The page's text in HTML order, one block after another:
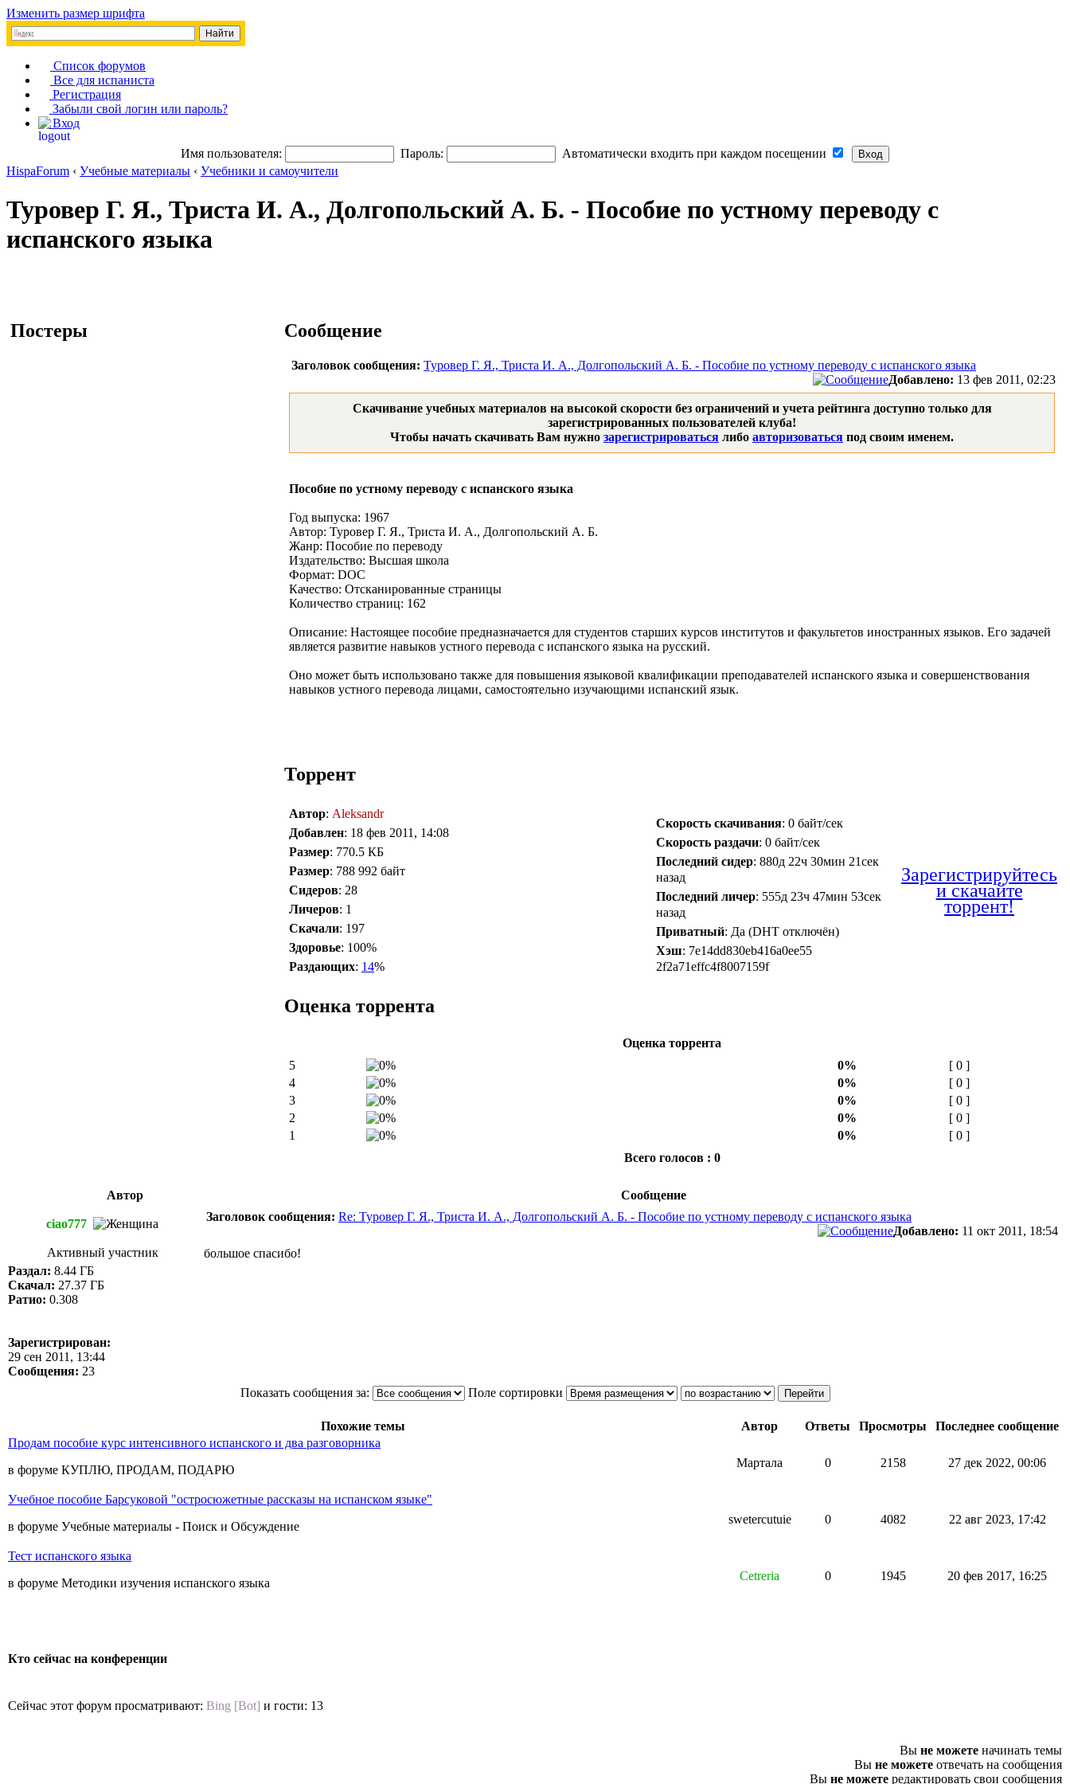
Изменить размер шрифта
Список форумов
Все для испаниста
Регистрация
Забыли свой логин или пароль?
Вход
Имя пользователя: Пароль:
Автоматически входить при каждом посещении
HispaForum ‹ Учебные материалы ‹ Учебники и самоучители
Туровер Г. Я., Триста И. А., Долгопольский А. Б. - Пособие по устному переводу с
испанского языка
Постеры Сообщение
Заголовок сообщения: Туровер Г. Я., Триста И. А., Долгопольский А. Б. - Пособие по устному переводу с испанского языка
Добавлено: 13 фев 2011, 02:23
Скачивание учебных материалов на высокой скорости без ограничений и учета рейтинга доступно только для
зарегистрированных пользователей клуба!
Чтобы начать скачивать Вам нужно зарегистрироваться либо авторизоваться под своим именем.
Пособие по устному переводу с испанского языка
Год выпуска: 1967
Автор: Туровер Г. Я., Триста И. А., Долгопольский А. Б.
Жанр: Пособие по переводу
Издательство: Высшая школа
Формат: DOC
Качество: Отсканированные страницы
Количество страниц: 162
Описание: Настоящее пособие предназначается для студентов старших курсов институтов и факультетов иностранных языков. Его задачей
является развитие навыков устного перевода с испанского языка на русский.
Оно может быть использовано также для повышения языковой квалификации преподавателей испанского языка и совершенствования
навыков устного перевода лицами, самостоятельно изучающими испанский язык.
Торрент
Автор: Aleksandr
Добавлен: 18 фев 2011, 14:08
Размер: 770.5 КБ
Размер: 788 992 байт
Сидеров: 28
Личеров: 1
Скачали: 197
Здоровье: 100%
Раздающих: 14%
Скорость скачивания: 0 байт/сек
Скорость раздачи: 0 байт/сек
Последний сидер: 880д 22ч 30мин 21сек
назад
Последний личер: 555д 23ч 47мин 53сек
назад
Приватный: Да (DHT отключён)
Хэш: 7e14dd830eb416a0ee55
2f2a71effc4f8007159f
Зарегистрируйтесь
и скачайте
торрент!
Оценка торрента
Оценка торрента
5
0%
[ 0 ]
4
0%
[ 0 ]
3
0%
[ 0 ]
2
0%
[ 0 ]
1
0%
[ 0 ]
Всего голосов : 0
Автор Сообщение
ciao777
Заголовок сообщения: Re: Туровер Г. Я., Триста И. А., Долгопольский А. Б. - Пособие по устному переводу с испанского языка
Добавлено: 11 окт 2011, 18:54
Активный участник
Раздал: 8.44 ГБ
Скачал: 27.37 ГБ
Ратио: 0.308
Зарегистрирован:
29 сен 2011, 13:44
Сообщения: 23
большое спасибо!
Показать сообщения за: Поле сортировки
Похожие темы Автор Ответы Просмотры
Последнее сообщение
Продам пособие курс интенсивного испанского и два разговорника
в форуме КУПЛЮ, ПРОДАМ, ПОДАРЮ
Мартала 0 2158 27 дек 2022, 00:06
Учебное пособие Барсуковой "остросюжетные рассказы на испанском языке"
в форуме Учебные материалы - Поиск и Обсуждение
swetercutuie 0 4082 22 авг 2023, 17:42
Тест испанского языка
в форуме Методики изучения испанского языка
Cetreria 0 1945 20 фев 2017, 16:25
Кто сейчас на конференции
Сейчас этот форум просматривают: Bing [Bot] и гости: 13
Вы не можете начинать темы
Вы не можете отвечать на сообщения
Вы не можете редактировать свои сообщения